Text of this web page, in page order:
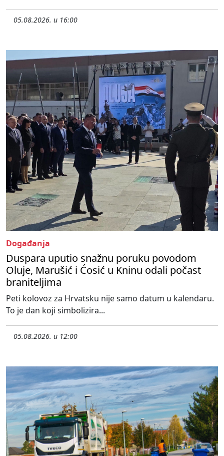
05.08.2026. u 16:00
Događanja
Duspara uputio snažnu poruku povodom
Oluje, Marušić i Ćosić u Kninu odali počast
braniteljima
Peti kolovoz za Hrvatsku nije samo datum u kalendaru.
To je dan koji simbolizira...
05.08.2026. u 12:00